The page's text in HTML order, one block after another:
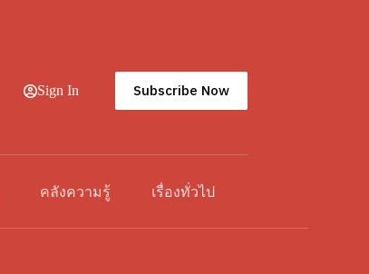
Sign In Subscribe Now
คลังความรู้ เรื่องทั่วไป